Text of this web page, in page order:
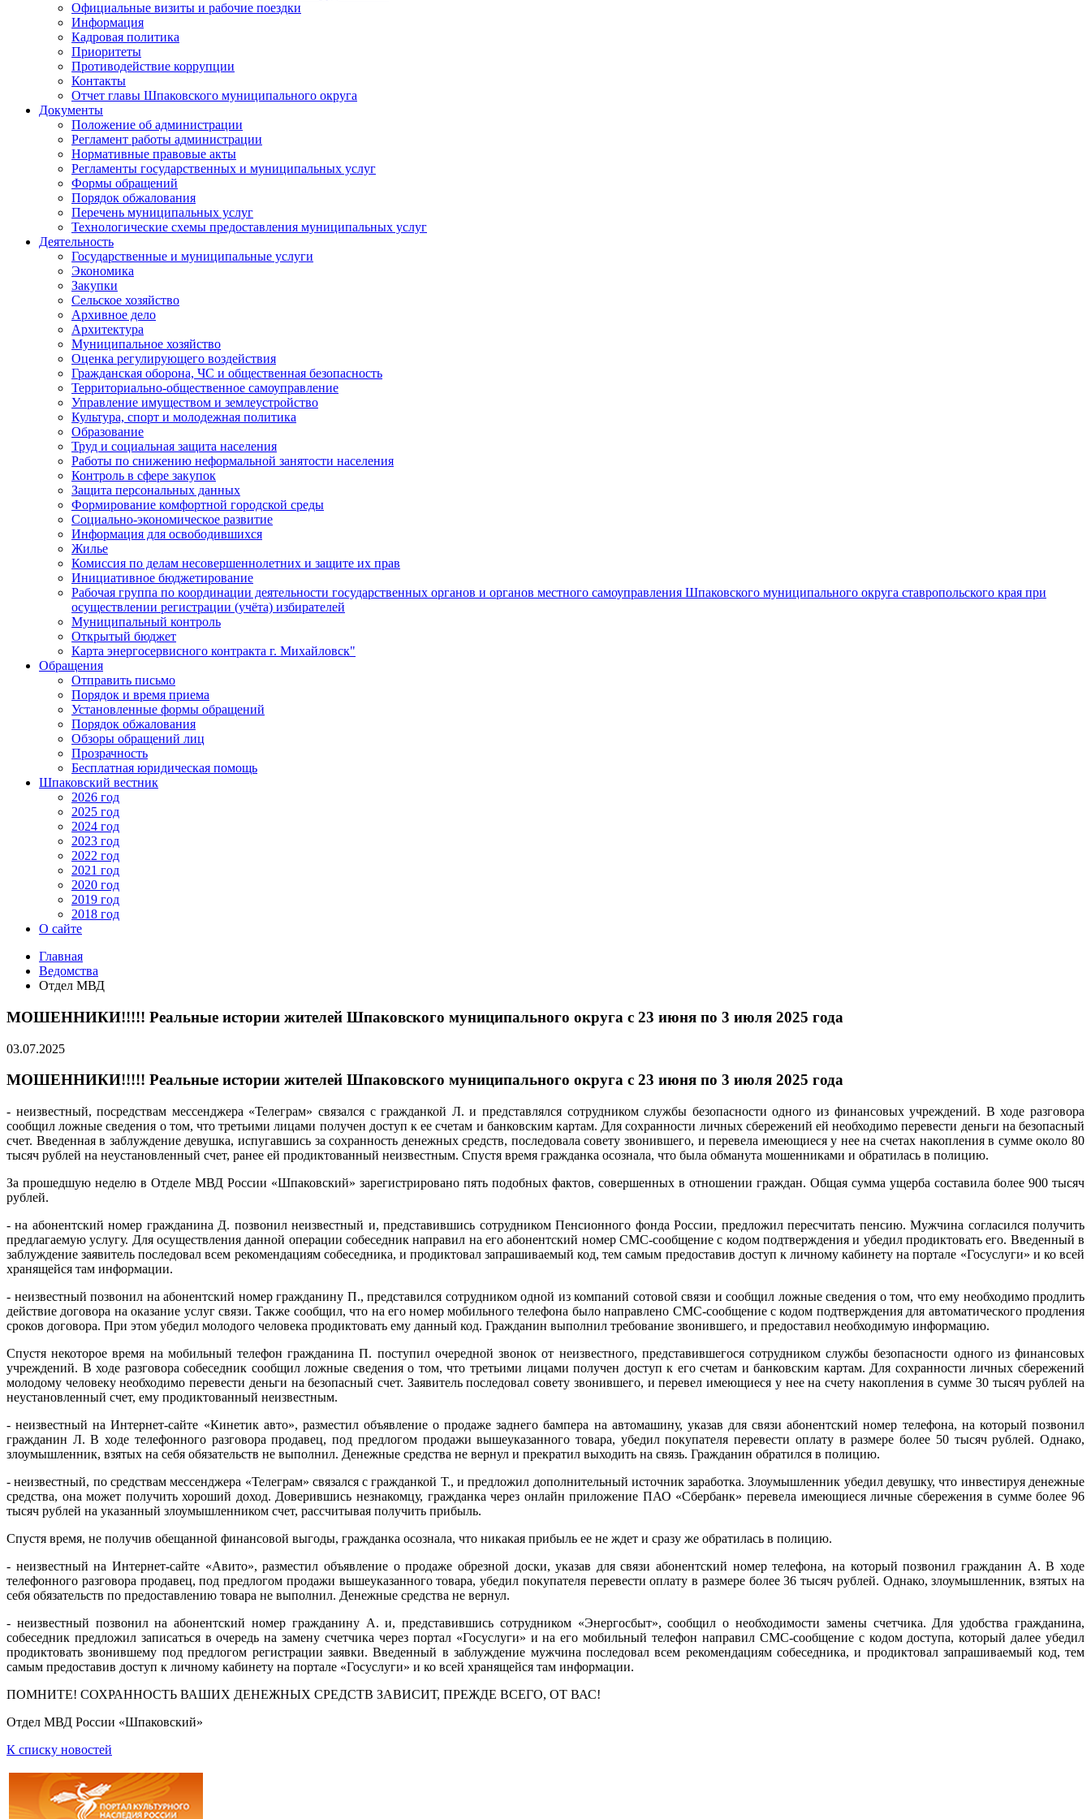
Официальные визиты и рабочие поездки
Информация
Кадровая политика
Приоритеты
Противодействие коррупции
Контакты
Отчет главы Шпаковского муниципального округа
Документы
Положение об администрации
Регламент работы администрации
Нормативные правовые акты
Регламенты государственных и муниципальных услуг
Формы обращений
Порядок обжалования
Перечень муниципальных услуг
Технологические схемы предоставления муниципальных услуг
Деятельность
Государственные и муниципальные услуги
Экономика
Закупки
Сельское хозяйство
Архивное дело
Архитектура
Муниципальное хозяйство
Оценка регулирующего воздействия
Гражданская оборона, ЧС и общественная безопасность
Территориально-общественное самоуправление
Управление имуществом и землеустройство
Культура, спорт и молодежная политика
Образование
Труд и социальная защита населения
Работы по снижению неформальной занятости населения
Контроль в сфере закупок
Защита персональных данных
Формирование комфортной городской среды
Социально-экономическое развитие
Информация для освободившихся
Жилье
Комиссия по делам несовершеннолетних и защите их прав
Инициативное бюджетирование
Рабочая группа по координации деятельности государственных органов и органов местного самоуправления Шпаковского муниципального округа ставропольского края при
осуществлении регистрации (учёта) избирателей
Муниципальный контроль
Открытый бюджет
Карта энергосервисного контракта г. Михайловск"
Обращения
Отправить письмо
Порядок и время приема
Установленные формы обращений
Порядок обжалования
Обзоры обращений лиц
Прозрачность
Бесплатная юридическая помощь
Шпаковский вестник
2026 год
2025 год
2024 год
2023 год
2022 год
2021 год
2020 год
2019 год
2018 год
О сайте
Главная
Ведомства
Отдел МВД
МОШЕННИКИ!!!!! Реальные истории жителей Шпаковского муниципального округа с 23 июня по 3 июля 2025 года
03.07.2025
МОШЕННИКИ!!!!! Реальные истории жителей Шпаковского муниципального округа с 23 июня по 3 июля 2025 года
- неизвестный, посредствам мессенджера «Телеграм» связался с гражданкой Л. и представлялся сотрудником службы безопасности одного из финансовых учреждений. В ходе разговора
сообщил ложные сведения о том, что третьими лицами получен доступ к ее счетам и банковским картам. Для сохранности личных сбережений ей необходимо перевести деньги на безопасный
счет. Введенная в заблуждение девушка, испугавшись за сохранность денежных средств, последовала совету звонившего, и перевела имеющиеся у нее на счетах накопления в сумме около 80
тысяч рублей на неустановленный счет, ранее ей продиктованный неизвестным. Спустя время гражданка осознала, что была обманута мошенниками и обратилась в полицию.
За прошедшую неделю в Отделе МВД России «Шпаковский» зарегистрировано пять подобных фактов, совершенных в отношении граждан. Общая сумма ущерба составила более 900 тысяч
рублей.
- на абонентский номер гражданина Д. позвонил неизвестный и, представившись сотрудником Пенсионного фонда России, предложил пересчитать пенсию. Мужчина согласился получить
предлагаемую услугу. Для осуществления данной операции собеседник направил на его абонентский номер СМС-сообщение с кодом подтверждения и убедил продиктовать его. Введенный в
заблуждение заявитель последовал всем рекомендациям собеседника, и продиктовал запрашиваемый код, тем самым предоставив доступ к личному кабинету на портале «Госуслуги» и ко всей
хранящейся там информации.
- неизвестный позвонил на абонентский номер гражданину П., представился сотрудником одной из компаний сотовой связи и сообщил ложные сведения о том, что ему необходимо продлить
действие договора на оказание услуг связи. Также сообщил, что на его номер мобильного телефона было направлено СМС-сообщение с кодом подтверждения для автоматического продления
сроков договора. При этом убедил молодого человека продиктовать ему данный код. Гражданин выполнил требование звонившего, и предоставил необходимую информацию.
Спустя некоторое время на мобильный телефон гражданина П. поступил очередной звонок от неизвестного, представившегося сотрудником службы безопасности одного из финансовых
учреждений. В ходе разговора собеседник сообщил ложные сведения о том, что третьими лицами получен доступ к его счетам и банковским картам. Для сохранности личных сбережений
молодому человеку необходимо перевести деньги на безопасный счет. Заявитель последовал совету звонившего, и перевел имеющиеся у нее на счету накопления в сумме 30 тысяч рублей на
неустановленный счет, ему продиктованный неизвестным.
- неизвестный на Интернет-сайте «Кинетик авто», разместил объявление о продаже заднего бампера на автомашину, указав для связи абонентский номер телефона, на который позвонил
гражданин Л. В ходе телефонного разговора продавец, под предлогом продажи вышеуказанного товара, убедил покупателя перевести оплату в размере более 50 тысяч рублей. Однако,
злоумышленник, взятых на себя обязательств не выполнил. Денежные средства не вернул и прекратил выходить на связь. Гражданин обратился в полицию.
- неизвестный, по средствам мессенджера «Телеграм» связался с гражданкой Т., и предложил дополнительный источник заработка. Злоумышленник убедил девушку, что инвестируя денежные
средства, она может получить хороший доход. Доверившись незнакомцу, гражданка через онлайн приложение ПАО «Сбербанк» перевела имеющиеся личные сбережения в сумме более 96
тысяч рублей на указанный злоумышленником счет, рассчитывая получить прибыль.
Спустя время, не получив обещанной финансовой выгоды, гражданка осознала, что никакая прибыль ее не ждет и сразу же обратилась в полицию.
- неизвестный на Интернет-сайте «Авито», разместил объявление о продаже обрезной доски, указав для связи абонентский номер телефона, на который позвонил гражданин А. В ходе
телефонного разговора продавец, под предлогом продажи вышеуказанного товара, убедил покупателя перевести оплату в размере более 36 тысяч рублей. Однако, злоумышленник, взятых на
себя обязательств по предоставлению товара не выполнил. Денежные средства не вернул.
- неизвестный позвонил на абонентский номер гражданину А. и, представившись сотрудником «Энергосбыт», сообщил о необходимости замены счетчика. Для удобства гражданина,
собеседник предложил записаться в очередь на замену счетчика через портал «Госуслуги» и на его мобильный телефон направил СМС-сообщение с кодом доступа, который далее убедил
продиктовать звонившему под предлогом регистрации заявки. Введенный в заблуждение мужчина последовал всем рекомендациям собеседника, и продиктовал запрашиваемый код, тем
самым предоставив доступ к личному кабинету на портале «Госуслуги» и ко всей хранящейся там информации.
ПОМНИТЕ! СОХРАННОСТЬ ВАШИХ ДЕНЕЖНЫХ СРЕДСТВ ЗАВИСИТ, ПРЕЖДЕ ВСЕГО, ОТ ВАС!
Отдел МВД России «Шпаковский»
К списку новостей